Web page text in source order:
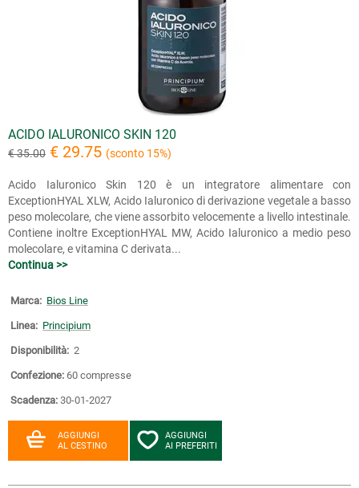
ACIDO IALURONICO SKIN 120
€ 35.00 € 29.75 (sconto 15%)
Acido Ialuronico Skin 120 è un integratore alimentare con
ExceptionHYAL XLW, Acido Ialuronico di derivazione vegetale a basso
peso molecolare, che viene assorbito velocemente a livello intestinale.
Contiene inoltre ExceptionHYAL MW, Acido Ialuronico a medio peso
molecolare, e vitamina C derivata...
Continua >>
Marca: Bios Line
Linea: Principium
Disponibilità: 2
Confezione: 60 compresse
Scadenza: 30-01-2027
AGGIUNGI
AL CESTINO
AGGIUNGI
AI PREFERITI